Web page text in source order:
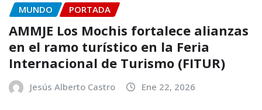
MUNDO PORTADA
AMMJE Los Mochis fortalece alianzas
en el ramo turístico en la Feria
Internacional de Turismo (FITUR)
Jesús Alberto Castro Ene 22, 2026